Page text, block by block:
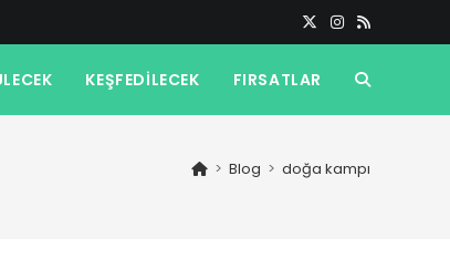
KEŞFEDILECEK FIRSATLAR TOGGLE
> Blog > doğa kampı